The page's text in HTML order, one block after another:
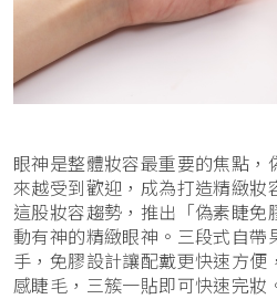
眼神是整體妝容最重要的焦點
來越受到歡迎，成為打造精緻
這股妝容趨勢，推出「偽素睫免
動有神的精緻眼神。三段式自帶
手，免膠設計讓配戴更快速方便
感睫毛，三簇一貼即可快速完妝